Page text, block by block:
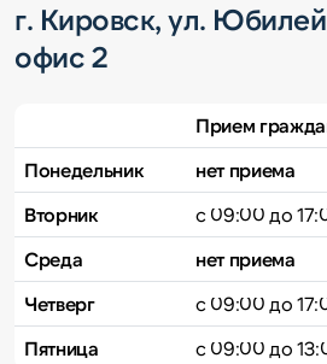
г. Кировск, ул.
офис 2
Прием
Понедельник
нет приема
Вторник
с 09:00 до
Среда
нет приема
Четверг
с 09:00 до
Пятница
с 09:00 до